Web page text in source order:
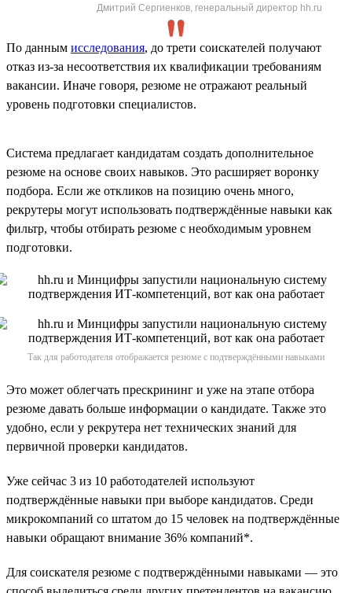
Дмитрий Сергиенков, генеральный директор hh.ru
По данным исследования, до трети соискателей получают
отказ из-за несоответствия их квалификации требованиям
вакансии. Иначе говоря, резюме не отражают реальный
уровень подготовки специалистов.
Система предлагает кандидатам создать дополнительное
резюме на основе своих навыков. Это расширяет воронку
подбора. Если же откликов на позицию очень много,
рекрутеры могут использовать подтверждённые навыки как
фильтр, чтобы отбирать резюме с необходимым уровнем
подготовки.
Так для работодателя отображается резюме с подтверждёнными навыками
Это может облегчать прескрининг и уже на этапе отбора
резюме давать больше информации о кандидате. Также это
удобно, если у рекрутера нет технических знаний для
первичной проверки кандидатов.
Уже сейчас 3 из 10 работодателей используют
подтверждённые навыки при выборе кандидатов. Среди
микрокомпаний со штатом до 15 человек на подтверждённые
навыки обращают внимание 36% компаний*.
Для соискателя резюме с подтверждёнными навыками — это